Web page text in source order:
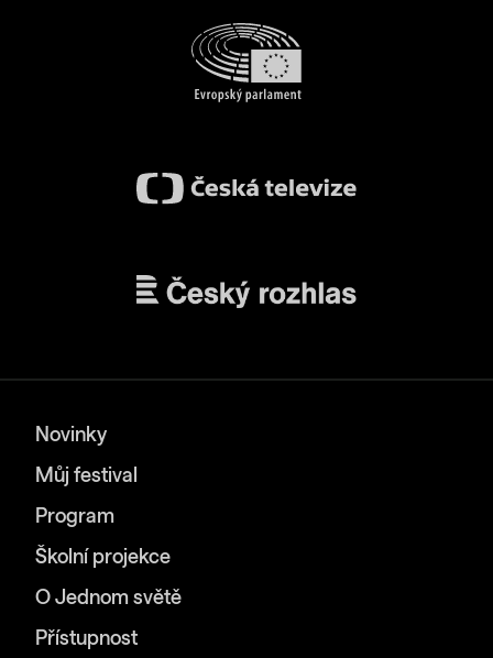
Novinky
Můj festival
Program
Školní projekce
O Jednom světě
Přístupnost